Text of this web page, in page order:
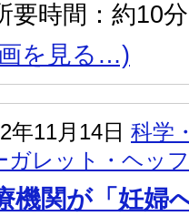
要時間：約10
を見る…)
年11月14日 科学
ガレット・ヘッ
機関が「妊婦